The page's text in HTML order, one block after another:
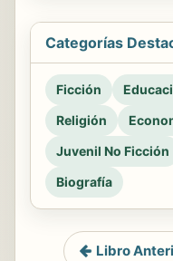
Categorías
Ficción
Religión
Juvenil No Ficción
Biografía
Libro